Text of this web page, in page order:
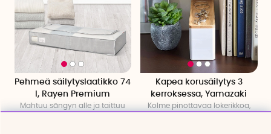
Pehmeä säilytyslaatikko 74
l, Rayen Premium
Mahtuu sängyn alle ja taittuu
Kapea korusäilytys 3
kerroksessa, Yamazaki
Kolme pinottavaa lokerikkoa,